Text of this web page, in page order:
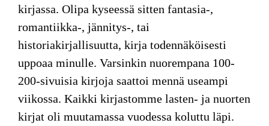
kirjassa. Olipa kyseessä sitten fantasia-,
romantiikka-, jännitys-, tai
historiakirjallisuutta, kirja todennäköisesti
uppoaa minulle. Varsinkin nuorempana 100-
200-sivuisia kirjoja saattoi mennä useampi
viikossa. Kaikki kirjastomme lasten- ja nuorten
kirjat oli muutamassa vuodessa koluttu läpi.